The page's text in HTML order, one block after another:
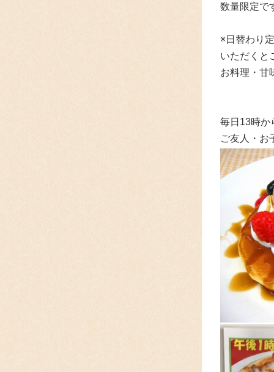
数量限定で
※日替わり
いただくと
お料理・甘
毎日13時か
ご友人・お